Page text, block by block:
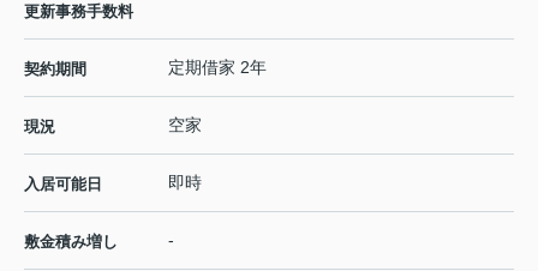
更新事務手数料
契約期間 定期借家 2年
現況 空家
入居可能日 即時
敷金積み増し -